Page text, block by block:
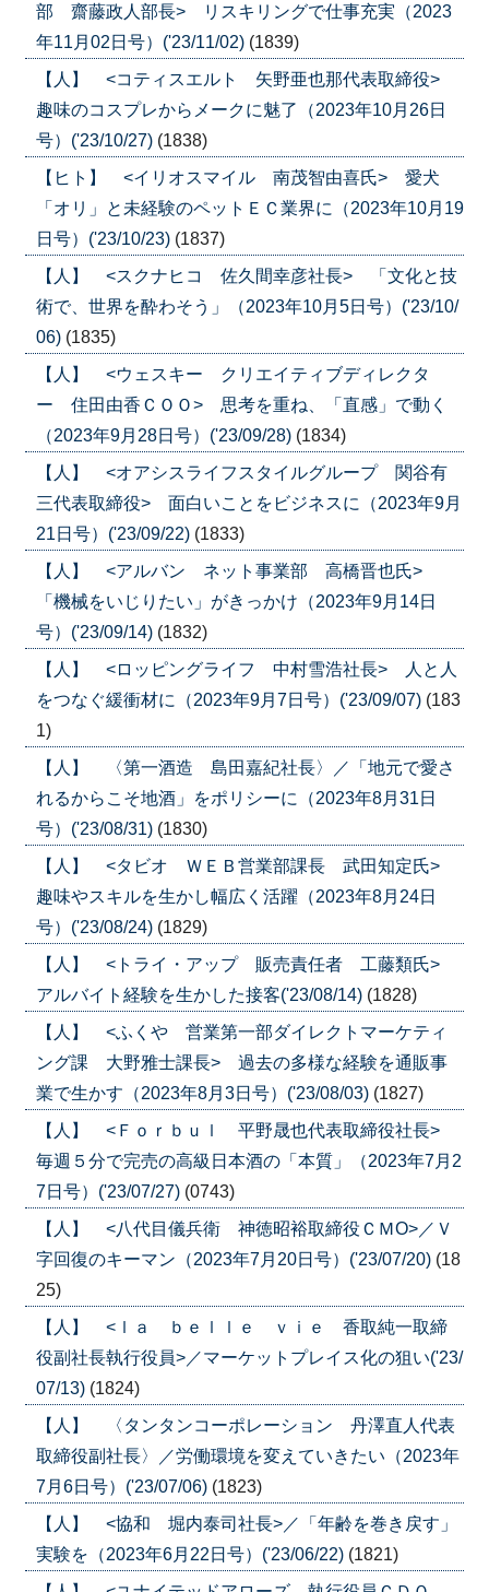
部 齋藤政人部長> リスキリングで仕事充実（2023
年11月02日号）('23/11/02) (1839)
【人】 <コティスエルト 矢野亜也那代表取締役>
趣味のコスプレからメークに魅了（2023年10月26日
号）('23/10/27) (1838)
【ヒト】 <イリオスマイル 南茂智由喜氏> 愛犬
「オリ」と未経験のペットＥＣ業界に（2023年10月19
日号）('23/10/23) (1837)
【人】 <スクナヒコ 佐久間幸彦社長> 「文化と技
術で、世界を酔わそう」（2023年10月5日号）('23/10/
06) (1835)
【人】 <ウェスキー クリエイティブディレクタ
ー 住田由香ＣＯＯ> 思考を重ね、「直感」で動く
（2023年9月28日号）('23/09/28) (1834)
【人】 <オアシスライフスタイルグループ 関谷有
三代表取締役> 面白いことをビジネスに（2023年9月
21日号）('23/09/22) (1833)
【人】 <アルバン ネット事業部 高橋晋也氏>
「機械をいじりたい」がきっかけ（2023年9月14日
号）('23/09/14) (1832)
【人】 <ロッピングライフ 中村雪浩社長> 人と人
をつなぐ緩衝材に（2023年9月7日号）('23/09/07) (183
1)
【人】 〈第一酒造 島田嘉紀社長〉／「地元で愛さ
れるからこそ地酒」をポリシーに（2023年8月31日
号）('23/08/31) (1830)
【人】 <タビオ ＷＥＢ営業部課長 武田知定氏>
趣味やスキルを生かし幅広く活躍（2023年8月24日
号）('23/08/24) (1829)
【人】 <トライ・アップ 販売責任者 工藤類氏>
アルバイト経験を生かした接客('23/08/14) (1828)
【人】 <ふくや 営業第一部ダイレクトマーケティ
ング課 大野雅士課長> 過去の多様な経験を通販事
業で生かす（2023年8月3日号）('23/08/03) (1827)
【人】 <Ｆｏｒｂｕｌ 平野晟也代表取締役社長>
毎週５分で完売の高級日本酒の「本質」（2023年7月2
7日号）('23/07/27) (0743)
【人】 <八代目儀兵衛 神徳昭裕取締役ＣＭО>／Ｖ
字回復のキーマン（2023年7月20日号）('23/07/20) (18
25)
【人】 <ｌａ ｂｅｌｌｅ ｖｉｅ 香取純一取締
役副社長執行役員>／マーケットプレイス化の狙い('23/
07/13) (1824)
【人】 〈タンタンコーポレーション 丹澤直人代表
取締役副社長〉／労働環境を変えていきたい（2023年
7月6日号）('23/07/06) (1823)
【人】 <協和 堀内泰司社長>／「年齢を巻き戻す」
実験を（2023年6月22日号）('23/06/22) (1821)